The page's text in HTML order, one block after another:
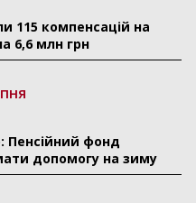
115 компенсацій на
6,6 млн грн
Пенсійний фонд
допомогу на зиму